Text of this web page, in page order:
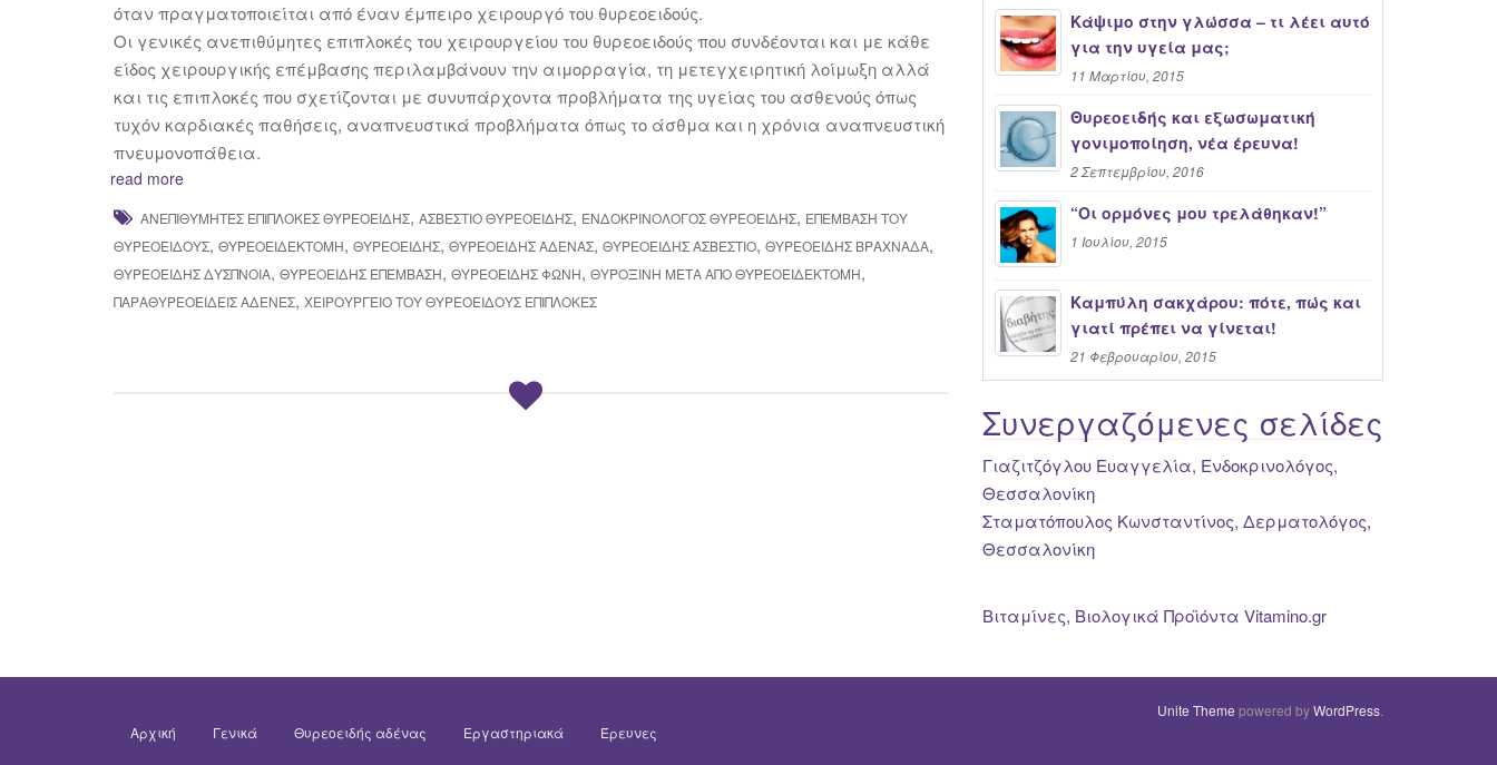
όταν πραγματοποιείται από έναν έμπειρο χειρουργό του θυρεοειδούς.
Οι γενικές ανεπιθύμητες επιπλοκές του χειρουργείου του θυρεοειδούς που συνδέονται και με κάθε
είδος χειρουργικής επέμβασης περιλαμβάνουν την αιμορραγία, τη μετεγχειρητική λοίμωξη αλλά
και τις επιπλοκές που σχετίζονται με συνυπάρχοντα προβλήματα της υγείας του ασθενούς όπως
τυχόν καρδιακές παθήσεις, αναπνευστικά προβλήματα όπως το άσθμα και η χρόνια αναπνευστική
πνευμονοπάθεια.
read more
ΑΝΕΠΙΘΎΜΗΤΕΣ ΕΠΙΠΛΟΚΈΣ ΘΥΡΕΟΕΙΔΉΣ, ΑΣΒΕΣΤΙΟ ΘΥΡΕΟΕΙΔΉΣ, ΕΝΔΟΚΡΙΝΟΛΌΓΟΣ ΘΥΡΕΟΕΙΔΉΣ, ΕΠΈΜΒΑΣΗ ΤΟΥ
ΘΥΡΕΟΕΙΔΟΎΣ, ΘΥΡΕΟΕΙΔΕΚΤΟΜΉ, ΘΥΡΕΟΕΙΔΉΣ, ΘΥΡΕΟΕΙΔΉΣ ΑΔΈΝΑΣ, ΘΥΡΕΟΕΙΔΉΣ ΑΣΒΈΣΤΙΟ, ΘΥΡΕΟΕΙΔΉΣ ΒΡΑΧΝΆΔΑ,
ΘΥΡΕΟΕΙΔΉΣ ΔΎΣΠΝΟΙΑ, ΘΥΡΕΟΕΙΔΉΣ ΕΠΈΜΒΑΣΗ, ΘΥΡΕΟΕΙΔΉΣ ΦΩΝΉ, ΘΥΡΟΞΊΝΗ ΜΕΤΆ ΑΠΌ ΘΥΡΕΟΕΙΔΕΚΤΟΜΉ,
ΠΑΡΑΘΥΡΕΟΕΙΔΕΊΣ ΑΔΈΝΕΣ, ΧΕΙΡΟΥΡΓΕΊΟ ΤΟΥ ΘΥΡΕΟΕΙΔΟΎΣ ΕΠΙΠΛΟΚΈΣ
Κάψιμο στην γλώσσα – τι λέει αυτό
για την υγεία μας;
11 Μαρτίου, 2015
Θυρεοειδής και εξωσωματική
γονιμοποίηση, νέα έρευνα!
2 Σεπτεμβρίου, 2016
“Oι ορμόνες μου τρελάθηκαν!”
1 Ιουλίου, 2015
Καμπύλη σακχάρου: πότε, πώς και
γιατί πρέπει να γίνεται!
21 Φεβρουαρίου, 2015
Συνεργαζόμενες σελίδες
Γιαζιτζόγλου Ευαγγελία, Ενδοκρινολόγος,
Θεσσαλονίκη
Σταματόπουλος Κωνσταντίνος, Δερματολόγος,
Θεσσαλονίκη
Βιταμίνες, Βιολογικά Προϊόντα Vitamino.gr
Αρχική Γενικά Θυρεοειδής αδένας Εργαστηριακά Έρευνες
Unite Theme powered byWordPress